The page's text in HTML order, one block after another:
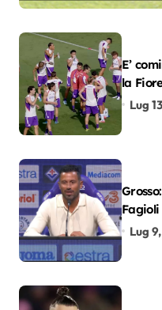
E’
la
Lug
colpo”
Lug